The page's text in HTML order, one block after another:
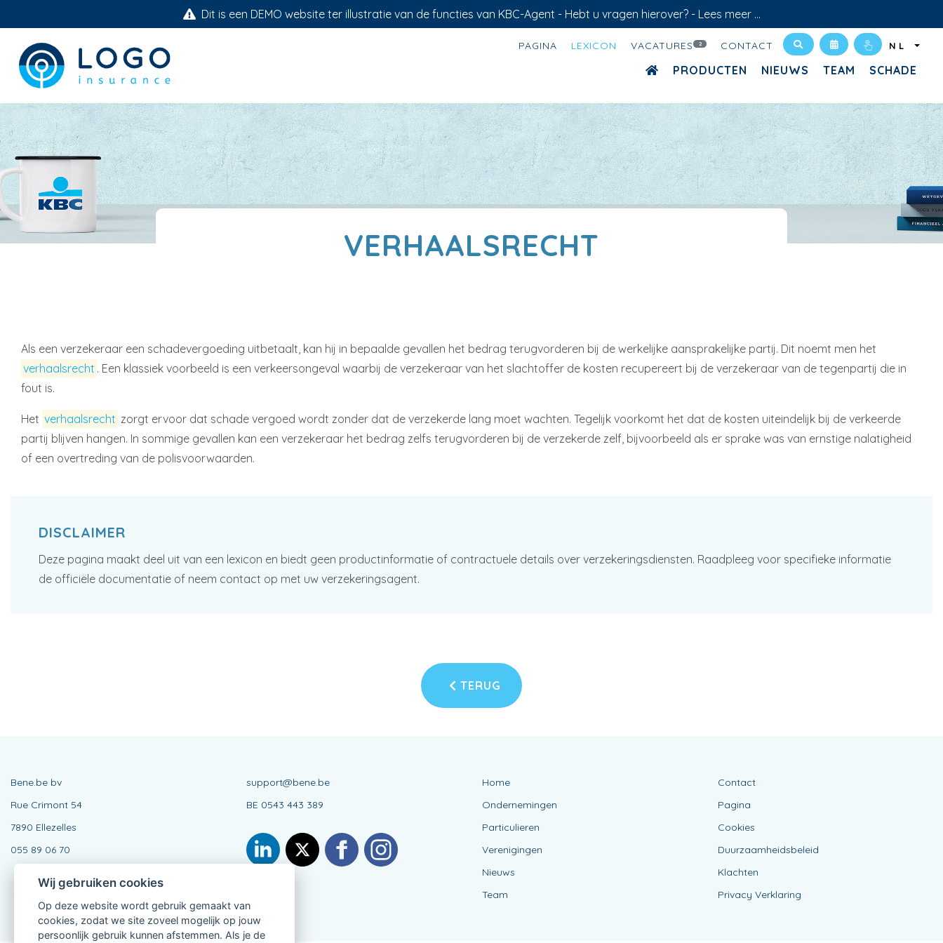
Dit is een DEMO website ter illustratie van de functies van KBC-Agent - Hebt u vragen hierover? - Lees meer ...
PAGINA LEXICON VACATURES 2 CONTACT NL
PRODUCTEN NIEUWS TEAM SCHADE
VERHAALSRECHT
Als een verzekeraar een schadevergoeding uitbetaalt, kan hij in bepaalde gevallen het bedrag terugvorderen bij de werkelijke aansprakelijke partij. Dit noemt men het
verhaalsrecht . Een klassiek voorbeeld is een verkeersongeval waarbij de verzekeraar van het slachtoffer de kosten recupereert bij de verzekeraar van de tegenpartij die in
fout is.
Het verhaalsrecht zorgt ervoor dat schade vergoed wordt zonder dat de verzekerde lang moet wachten. Tegelijk voorkomt het dat de kosten uiteindelijk bij de verkeerde
partij blijven hangen. In sommige gevallen kan een verzekeraar het bedrag zelfs terugvorderen bij de verzekerde zelf, bijvoorbeeld als er sprake was van ernstige nalatigheid
of een overtreding van de polisvoorwaarden.
DISCLAIMER
Deze pagina maakt deel uit van een lexicon en biedt geen productinformatie of contractuele details over verzekeringsdiensten. Raadpleeg voor specifieke informatie
de officiële documentatie of neem contact op met uw verzekeringsagent.
TERUG
Bene.be bv
Rue Crimont 54
7890 Ellezelles
055 89 06 70
support@bene.be
BE 0543 443 389
Home
Ondernemingen
Particulieren
Verenigingen
Nieuws
Team
Contact
Pagina
Cookies
Duurzaamheidsbeleid
Klachten
Privacy Verklaring
Wij gebruiken cookies
Op deze website wordt gebruik gemaakt van
cookies, zodat we site zoveel mogelijk op jouw
persoonlijk gebruik kunnen afstemmen. Als je de